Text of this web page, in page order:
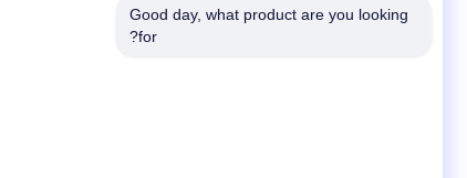
Good day, what product are you looking
for?